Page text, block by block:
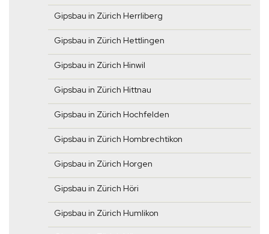
Gipsbau in Zürich Herrliberg
Gipsbau in Zürich Hettlingen
Gipsbau in Zürich Hinwil
Gipsbau in Zürich Hittnau
Gipsbau in Zürich Hochfelden
Gipsbau in Zürich Hombrechtikon
Gipsbau in Zürich Horgen
Gipsbau in Zürich Höri
Gipsbau in Zürich Humlikon